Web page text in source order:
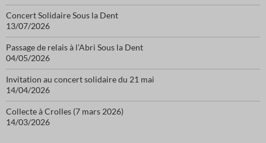
Concert Solidaire Sous la Dent
13/07/2026
Passage de relais à l’Abri Sous la Dent
04/05/2026
Invitation au concert solidaire du 21 mai
14/04/2026
Collecte à Crolles (7 mars 2026)
14/03/2026